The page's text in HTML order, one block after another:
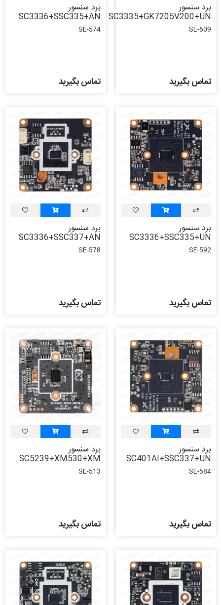
برد سنسور
SC3335+GK7205V200+UN
SE-609
تماس بگیرید
برد سنسور
SC3336+SSC335+AN
SE-574
تماس بگیرید
برد سنسور
SC3336+SSC335+UN
SE-592
تماس بگیرید
برد سنسور
SC3336+SSC337+AN
SE-578
تماس بگیرید
برد سنسور
SC401AI+SSC337+UN
SE-584
تماس بگیرید
برد سنسور
SC5239+XM530+XM
SE-513
تماس بگیرید